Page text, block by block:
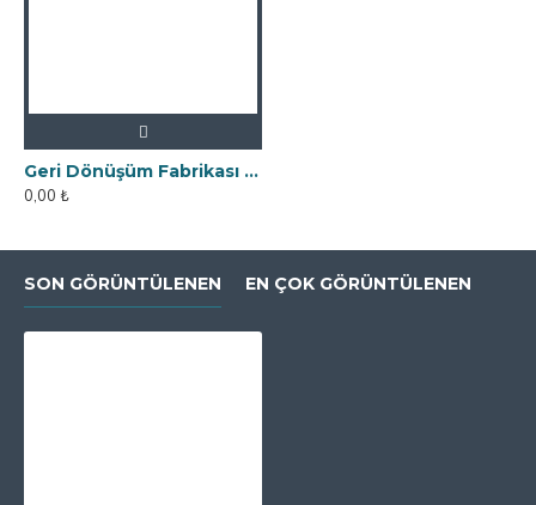
Geri Dönüşüm Fabrikası İçin Kolay Temizlenebilir Neodyum Elek Mıknatıs
0,00 ₺
SON GÖRÜNTÜLENEN EN ÇOK GÖRÜNTÜLENEN